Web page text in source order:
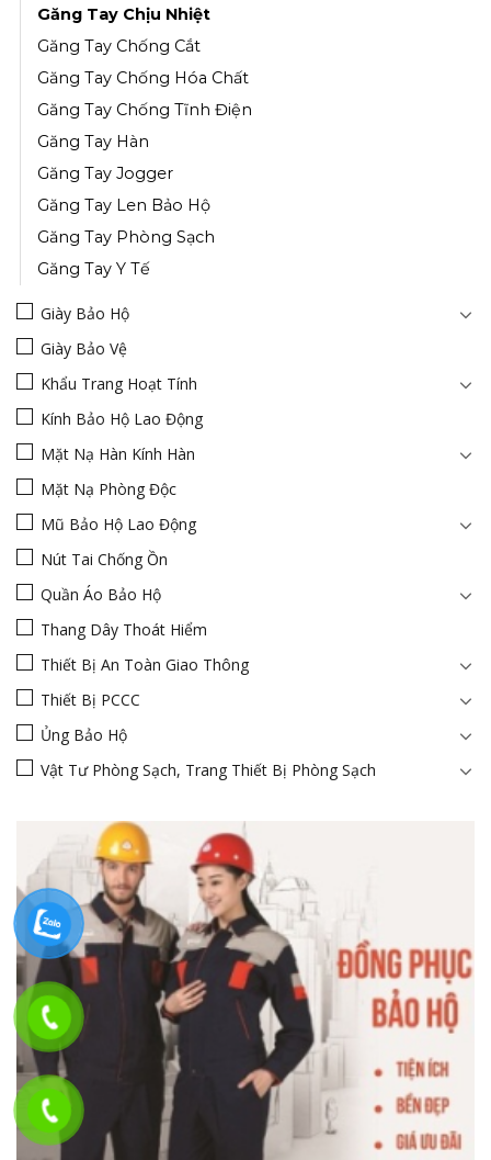
Găng Tay Chịu Nhiệt
Găng Tay Chống Cắt
Găng Tay Chống Hóa Chất
Găng Tay Chống Tĩnh Điện
Găng Tay Hàn
Găng Tay Jogger
Găng Tay Len Bảo Hộ
Găng Tay Phòng Sạch
Găng Tay Y Tế
Giày Bảo Hộ
Giày Bảo Vệ
Khẩu Trang Hoạt Tính
Kính Bảo Hộ Lao Động
Mặt Nạ Hàn Kính Hàn
Mặt Nạ Phòng Độc
Mũ Bảo Hộ Lao Động
Nút Tai Chống Ồn
Quần Áo Bảo Hộ
Thang Dây Thoát Hiểm
Thiết Bị An Toàn Giao Thông
Thiết Bị PCCC
Ủng Bảo Hộ
Vật Tư Phòng Sạch, Trang Thiết Bị Phòng Sạch